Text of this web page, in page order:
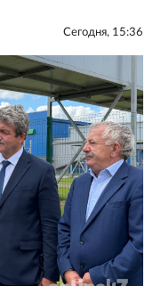
Сегодня, 15:36